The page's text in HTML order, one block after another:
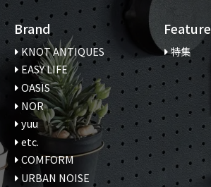
Brand
KNOT ANTIQUES
EASY LIFE
OASIS
NOR
yuu
etc.
COMFORM
URBAN NOISE
Feature
特集